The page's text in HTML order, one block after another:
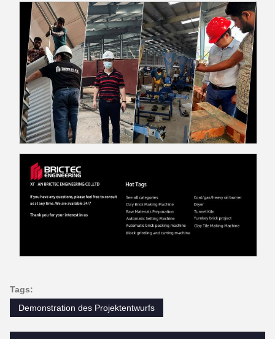
Tags:
Demonstration des Projektentwurfs